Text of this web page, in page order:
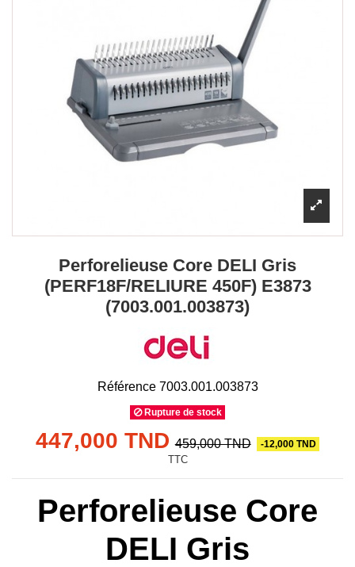
Perforelieuse Core DELI Gris
(PERF18F/RELIURE 450F) E3873
(7003.001.003873)
Référence 7003.001.003873
Rupture de stock
447,000 TND 459,000 TND -12,000 TND
TTC
Perforelieuse Core
DELI Gris